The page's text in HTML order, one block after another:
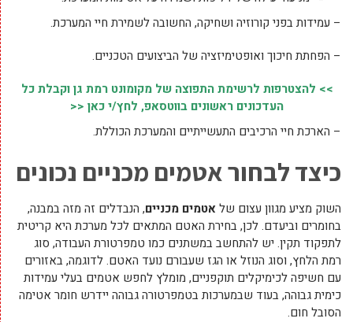
– עמידות בפני קורוזיה ושחיקה, החשובה לשמירת חיי המערכת.
– הפחתת חיכוך ואופטימיזציה של הביצועים הטכניים.
>> להצטרפות לרשימת התפוצה של מקומונט רמת גן וקבלת כל
העדכונים ראשונים בווטסאפ, לחץ/י כאן <<
– הארכת חיי הרכיבים התעשייתיים והמערכת הכוללת.
כיצד לבחור אטמים מכניים נכונים
השוק מציע מגוון עצום שלאטמים מכניים, הנבדלים זה מזה במבנה,
בחומרים וביעדם. לכן, בחירת האטם המתאים לכל מערכת היא קריטית
לתפקוד תקין. יש להתחשב במשתנים כמו טמפרטורת העבודה, סוג
רמת הלחץ, וסוג הנוזל או הגז שעבורם נועד האטם. לדוגמה, באזורים
עם חשיפה לכימיקלים תוקפניים, מומלץ לחפש אטמים בעלי עמידות
כימית גבוהה, בעוד שבמערכות בטמפרטורה גבוהה יידרש חומר אטימה
הסובל חום.